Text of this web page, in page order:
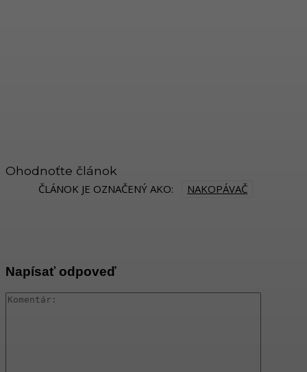
Ohodnoťte článok
ČLÁNOK JE OZNAČENÝ AKO: NAKOPÁVAČ
Napísať odpoveď